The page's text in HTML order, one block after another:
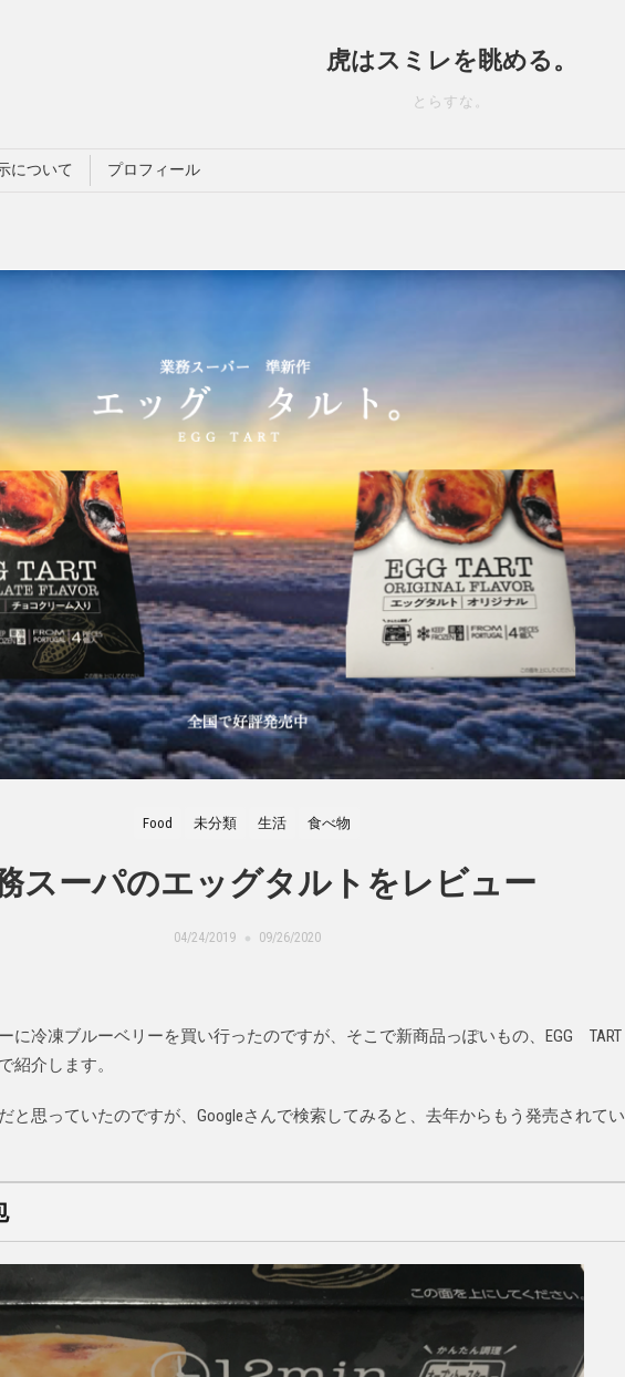
虎はスミレを眺める。
とらすな。
について プロフィール
Food 未分類 生活 食べ物
スーパのエッグタルトをレビュー
04/24/2019 09/26/2020
に冷凍ブルーベリーを買い行ったのですが、そこで新商品っぽいもの、EGG TART
紹介します。
と思っていたのですが、Googleさんで検索してみると、去年からもう発売されてい